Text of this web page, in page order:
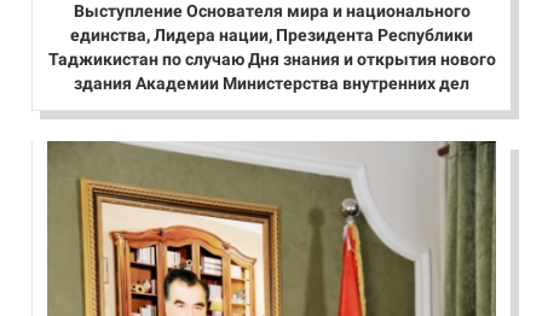
Выступление Основателя мира и национального
единства, Лидера нации, Президента Республики
Таджикистан по случаю Дня знания и открытия нового
здания Академии Министерства внутренних дел